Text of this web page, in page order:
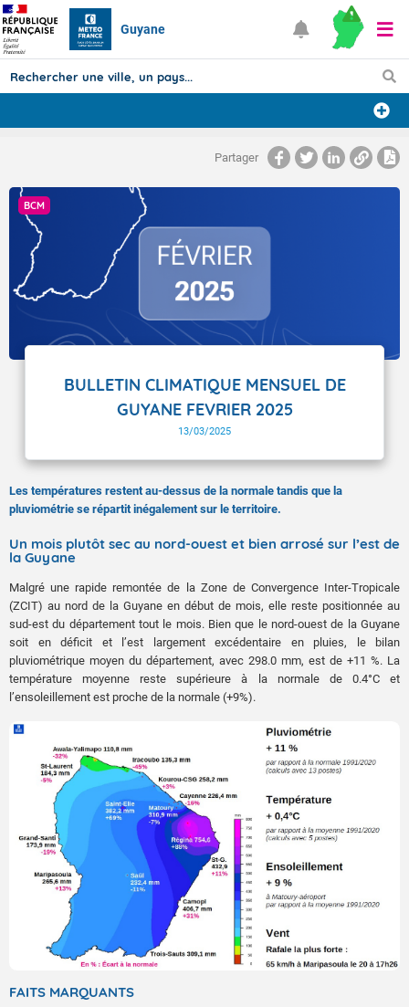
Guyane
Prévisions
TOUS LES RÉSULTATS
Articles
Partager
BCM
BULLETIN CLIMATIQUE MENSUEL DE
GUYANE FEVRIER 2025
13/03/2025
Les températures restent au-dessus de la normale tandis que la
pluviométrie se répartit inégalement sur le territoire.
Un mois plutôt sec au nord-ouest et bien arrosé sur l’est de
la Guyane
Malgré une rapide remontée de la Zone de Convergence Inter-Tropicale
(ZCIT) au nord de la Guyane en début de mois, elle reste positionnée au
sud-est du département tout le mois. Bien que le nord-ouest de la Guyane
soit en déficit et l’est largement excédentaire en pluies, le bilan
pluviométrique moyen du département, avec 298.0 mm, est de +11 %. La
température moyenne reste supérieure à la normale de 0.4°C et
l’ensoleillement est proche de la normale (+9%).
FAITS MARQUANTS